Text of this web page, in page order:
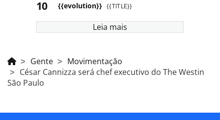
{{evolution}} {{TITLE}}
Leia mais
Gente
Movimentação
César Cannizza será chef executivo do The Westin
São Paulo